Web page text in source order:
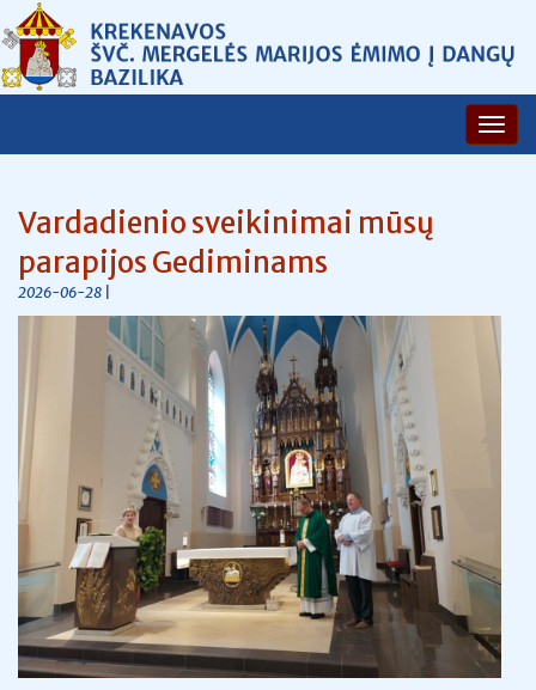
Vardadienio sveikinimai mūsų
parapijos Gediminams
2026-06-28